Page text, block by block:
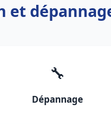
🔧
Dépannage